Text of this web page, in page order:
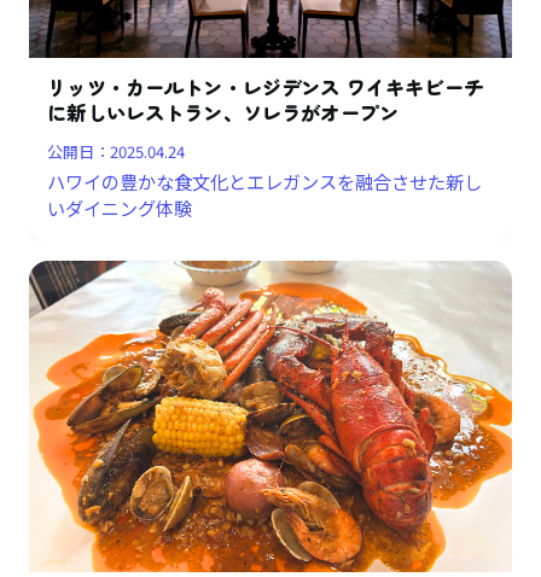
リッツ・カールトン・レジデンス ワイキキビーチ
に新しいレストラン、ソレラがオープン
公開日：2025.04.24
ハワイの豊かな食文化とエレガンスを融合させた新し
いダイニング体験